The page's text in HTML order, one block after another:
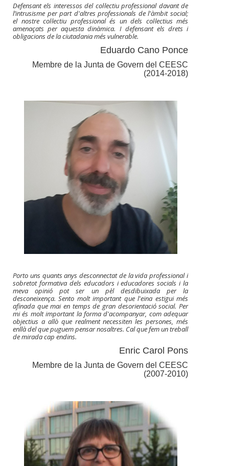
Defensant els interessos del col·lectiu professional davant de
l’intrusisme per part d'altres professionals de l'àmbit social;
el nostre col·lectiu professional és un dels col·lectius més
amenaçats per aquesta dinàmica. I defensant els drets i
obligacions de la ciutadania més vulnerable.
Eduardo Cano Ponce
Membre de la Junta de Govern del CEESC
(2014-2018)
Porto uns quants anys desconnectat de la vida professional i
sobretot formativa dels educadors i educadores socials i la
meva opinió pot ser un pèl desdibuixada per la
desconeixença. Sento molt important que l'eina estigui més
afinada que mai en temps de gran desorientació social. Per
mi és molt important la forma d'acompanyar, com adequar
objectius a allò que realment necessiten les persones, més
enllà del que puguem pensar nosaltres. Cal que fem un treball
de mirada cap endins.
Enric Carol Pons
Membre de la Junta de Govern del CEESC
(2007-2010)